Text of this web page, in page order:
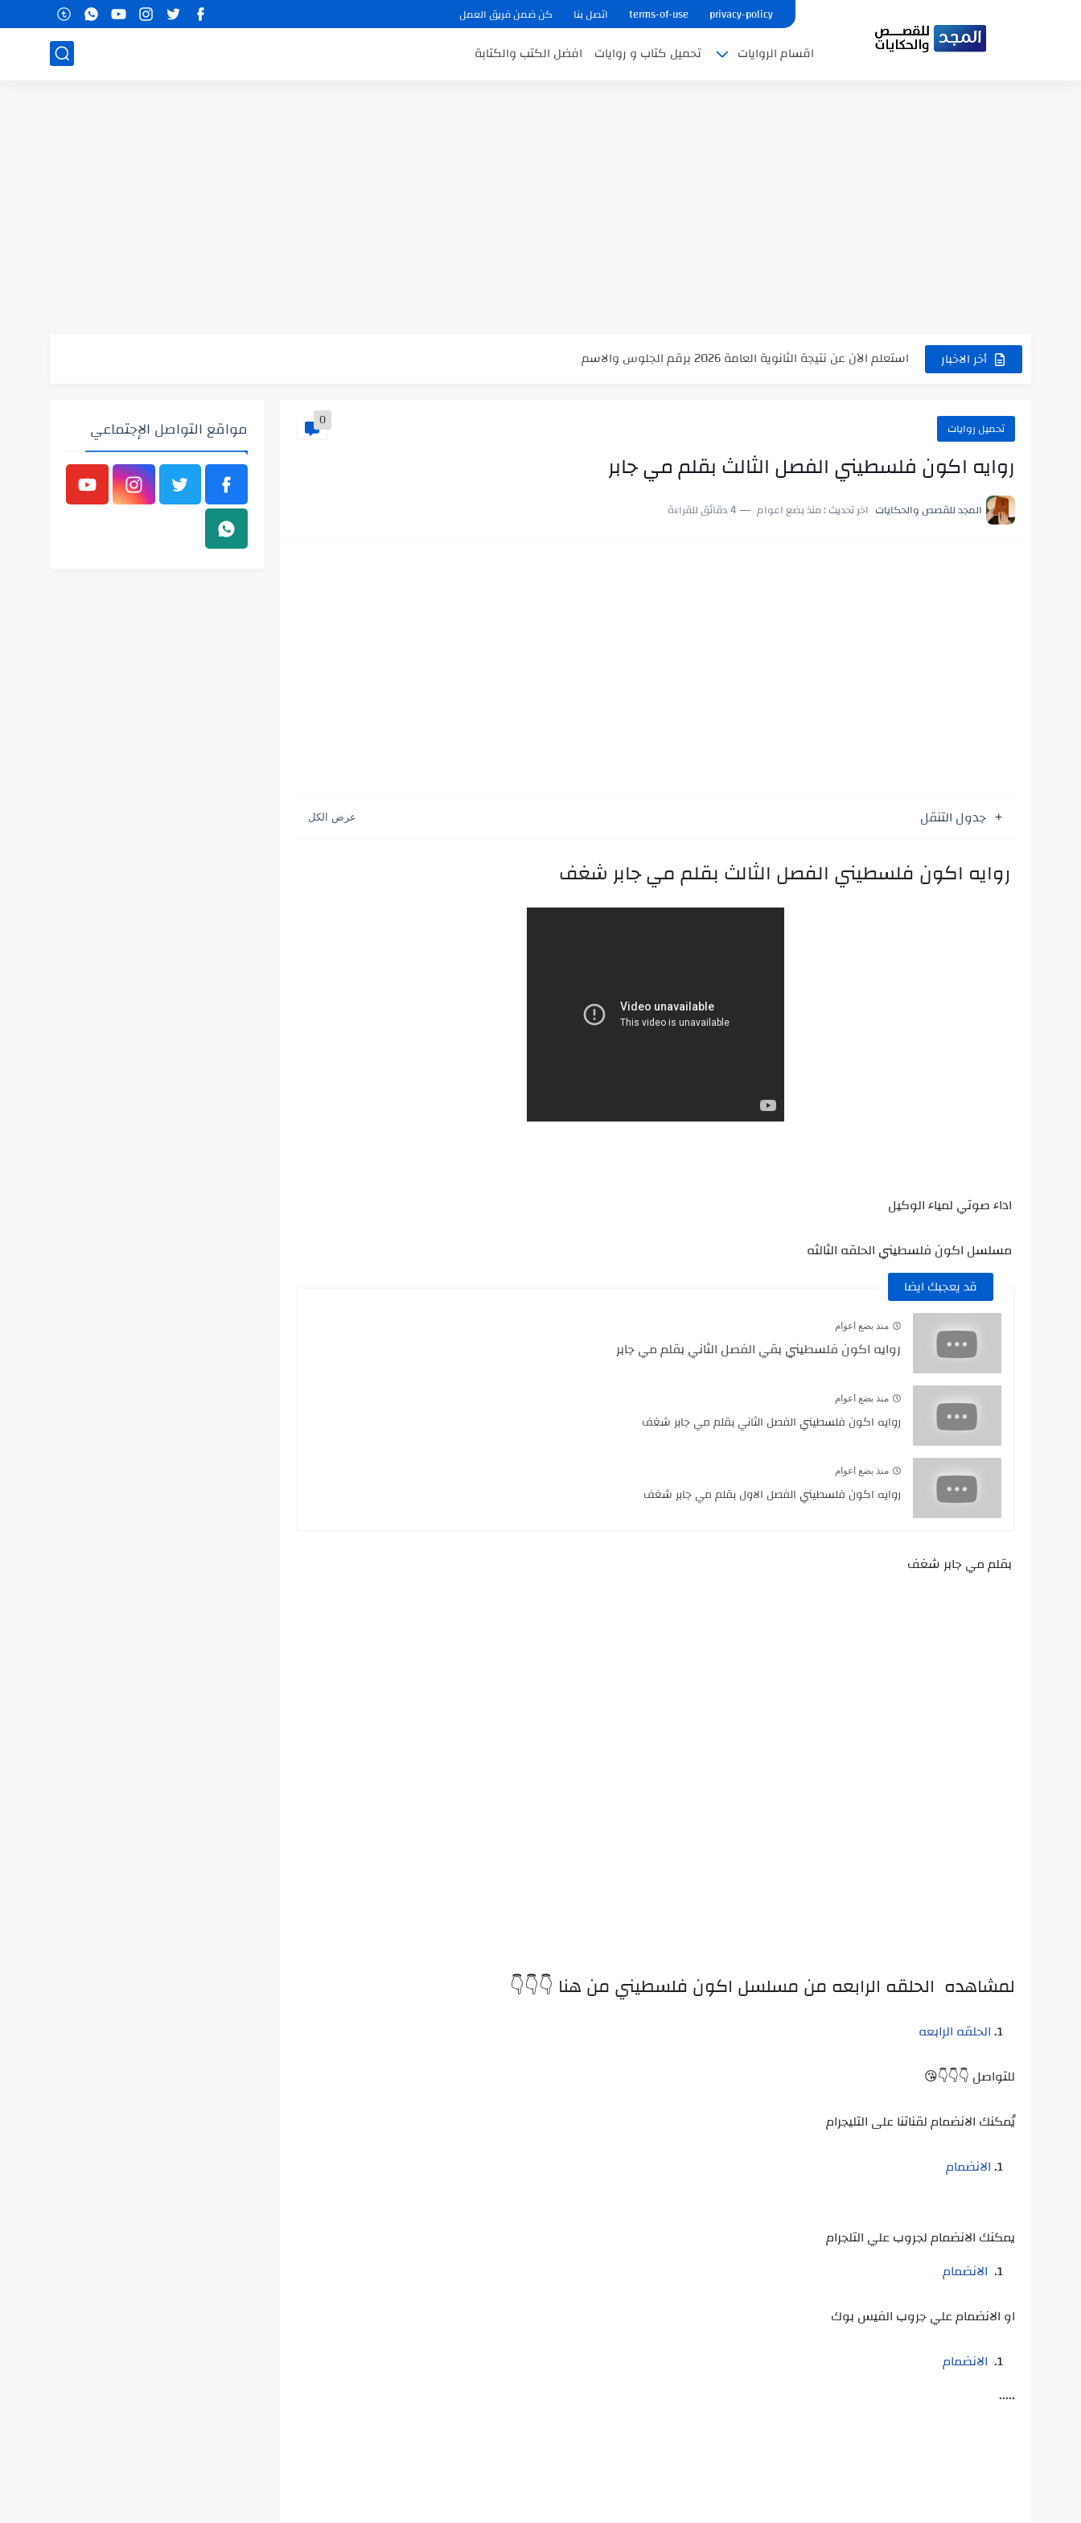
privacy-policy
terms-of-use اتصل بنا كن ضمن فريق العمل
اقسام الروايات تحميل كتاب و روايات افضل الكتب والكتابة
أخر الاخبار
في الوقت اللي العالم فيه بيحاول يدور على هويته ،...
تحميل روايات 0
روايه اكون فلسطيني الفصل الثالث بقلم مي جابر
المجد للقصص والحكايات اخر تحديث :منذ بضع اعوام 4 دقائق للقراءة
جدول التنقل
روايه اكون فلسطيني الفصل الثالث بقلم مي جابر شغف
اداء صوتي لمياء الوكيل
مسلسل اكون فلسطيني الحلقه الثالثه
قد يعجبك ايضا
منذ بضع اعوام
روايه اكون فلسطيني بقي الفصل الثاني بقلم مي جابر
منذ بضع اعوام
روايه اكون فلسطيني الفصل الثاني بقلم مي جابر شغف
منذ بضع اعوام
روايه اكون فلسطيني الفصل الاول بقلم مي جابر شغف
بقلم مي جابر شغف
لمشاهده الحلقه الرابعه من مسلسل اكون فلسطيني من هنا 👇👇👇
الحلقه الرابعه
للتواصل 👇👇👇😘
يُمكنك الانضمام لقناتنا على التليجرام
الانضمام
يمكنك الانضمام لجروب علي التلجرام
الانضمام
او الانضمام علي جروب الفيس بوك
الانضمام
.....
مواقع التواصل الإجتماعي